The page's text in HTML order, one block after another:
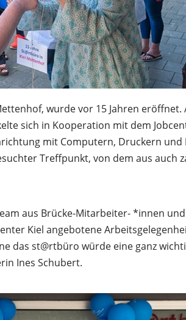
wurde vor 15 Jahren eröffnet.
sich in Kooperation mit dem
mit Computern, Druckern und
Treffpunkt, von dem aus auch
aus Brücke-Mitarbeiter- *innen und
Kiel angebotene
das st@rtbüro würde eine ganz
Ines Schubert.